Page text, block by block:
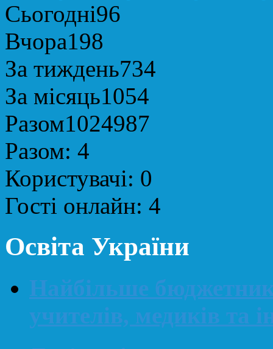
Сьогодні96
Вчора198
За тиждень734
За місяць1054
Разом1024987
Разом: 4
Користувачі: 0
Гості онлайн: 4
Освіта України
Найбільше
учителів, медиків та